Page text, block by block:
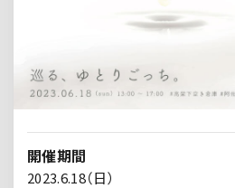
開催期間
2023.6.18（日）